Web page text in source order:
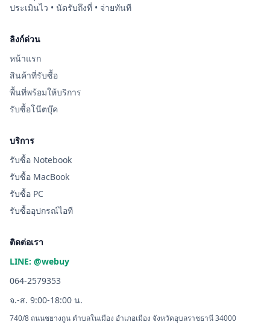
ประเมินไว • นัดรับถึงที่ • จ่ายทันที
ลิงก์ด่วน
หน้าแรก
สินค้าที่รับซื้อ
พื้นที่พร้อมให้บริการ
รับซื้อโน๊ตบุ๊ค
บริการ
รับซื้อ Notebook
รับซื้อ MacBook
รับซื้อ PC
รับซื้ออุปกรณ์ไอที
ติดต่อเรา
LINE: @webuy
064-2579353
จ.-ส. 9:00-18:00 น.
740/8 ถนนชยางกูน ตำบลในเมือง อำเภอเมือง จังหวัดอุบลราชธานี 34000